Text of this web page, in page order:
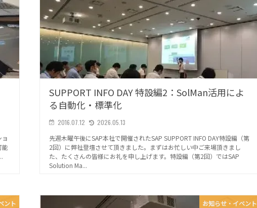
能
SUPPORT INFO DAY 特設編2：SolMan活用によ
る自動化・標準化
2016.07.12
2026.05.13
先週木曜午後にSAP本社で開催されたSAP SUPPORT INFO DAY特設編（第
2回）に弊社登壇させて頂きました。まずはお忙しい中ご来場頂きまし
た、たくさんの皆様にお礼を申し上げます。特設編（第2回）ではSAP
Solution Ma...
ント お知らせ・イベント